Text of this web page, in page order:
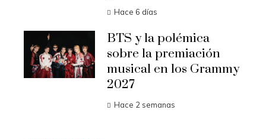
Hace 6 días
BTS y la polémica
sobre la premiación
musical en los Grammy
2027
Hace 2 semanas